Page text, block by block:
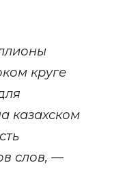
круге
казахском
слов, —